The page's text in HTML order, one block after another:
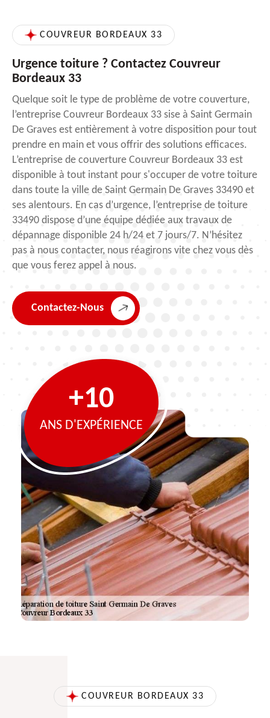
COUVREUR BORDEAUX 33
Urgence toiture ? Contactez Couvreur
Bordeaux 33
Quelque soit le type de problème de votre couverture,
l’entreprise Couvreur Bordeaux 33 sise à Saint Germain
De Graves est entièrement à votre disposition pour tout
prendre en main et vous offrir des solutions efficaces.
L’entreprise de couverture Couvreur Bordeaux 33 est
disponible à tout instant pour s'occuper de votre toiture
dans toute la ville de Saint Germain De Graves 33490 et
ses alentours. En cas d’urgence, l’entreprise de toiture
33490 dispose d’une équipe dédiée aux travaux de
dépannage disponible 24 h/24 et 7 jours/7. N’hésitez
pas à nous contacter, nous réagirons vite chez vous dès
que vous ferez appel à nous.
Contactez-Nous
+10
ANS D'EXPÉRIENCE
COUVREUR BORDEAUX 33